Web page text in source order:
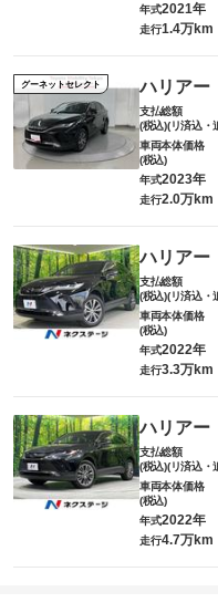
年式2021年
走行1.4万km
グーネットセレクト ハリアー
支払総額
(税込)(リ済込・
車両本体価格
(税込)
年式2023年
走行2.0万km
ハリアー
支払総額
(税込)(リ済込・
車両本体価格
(税込)
年式2022年
走行3.3万km
ハリアー
支払総額
(税込)(リ済込・
車両本体価格
(税込)
年式2022年
走行4.7万km